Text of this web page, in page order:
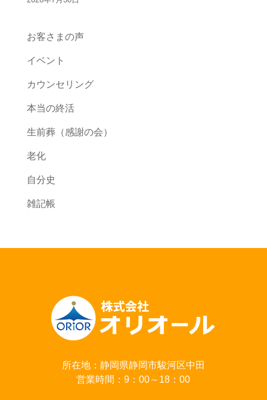
お客さまの声
イベント
カウンセリング
本当の終活
生前葬（感謝の会）
老化
自分史
雑記帳
所在地：静岡県静岡市駿河区中田
営業時間：9：00～18：00